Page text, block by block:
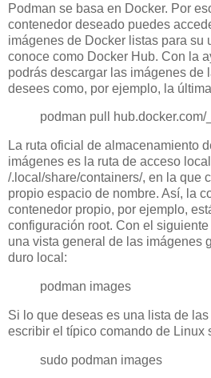
Podman se basa en Docker. Por
contenedor deseado puedes
imágenes de Docker listas para su
conoce como Docker Hub. Con la
podrás descargar las imágenes de
desees como, por ejemplo, la
podman pull hub.docker.com/
La ruta oficial de almacenamiento
imágenes es la ruta de acceso local
/.local/share/containers/, en la que
propio espacio de nombre. Así, la
contenedor propio, por ejemplo,
configuración root. Con el
una vista general de las imágenes
duro local:
podman images
Si lo que deseas es una lista de
escribir el típico comando de Linux
sudo podman images